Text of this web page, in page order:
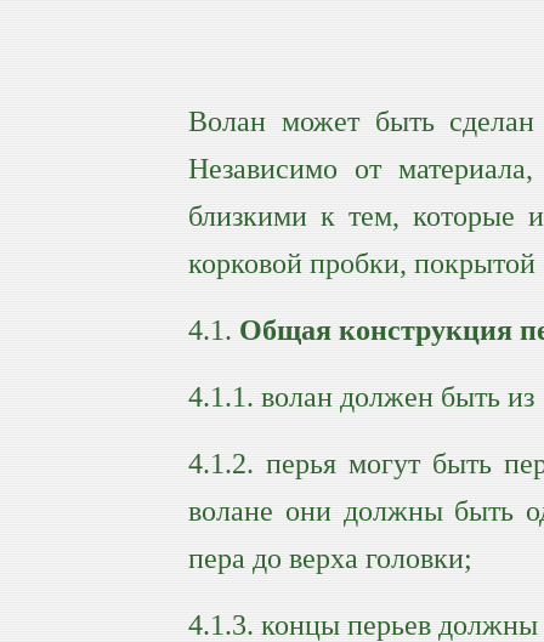
Волан может быть сделан
Независимо от
близкими к тем, которые
корковой пробки,
4.1. Общая конструкция
4.1.1. волан должен быть из
4.1.2. перья могут быть
волане они должны быть
пера до верха головки;
4.1.3. концы перьев должны